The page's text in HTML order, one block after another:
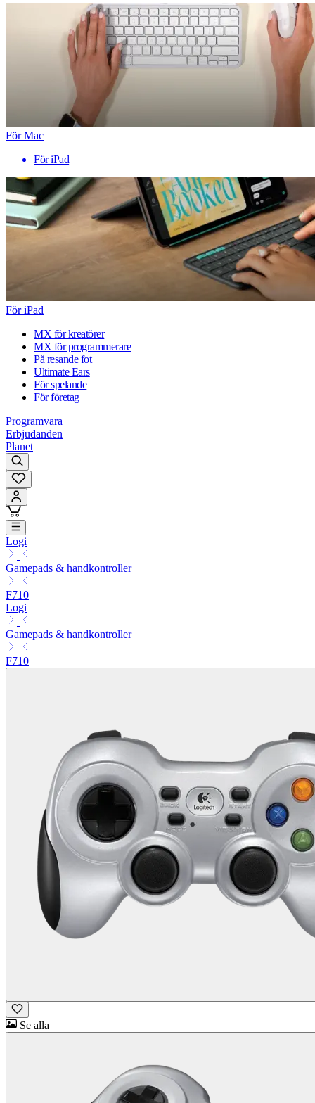
För Mac
För iPad
För iPad
MX för kreatörer
MX för programmerare
På resande fot
Ultimate Ears
För spelande
För företag
Programvara
Erbjudanden
Planet
Logi
Gamepads & handkontroller
F710
Logi
Gamepads & handkontroller
F710
Se alla